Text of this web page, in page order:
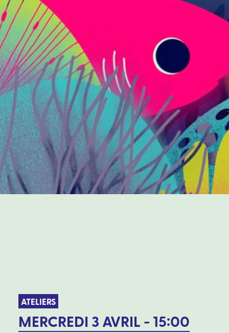
PRATIQUE
PROGRAMME
ATELIERS
MERCREDI 3 AVRIL - 15:00